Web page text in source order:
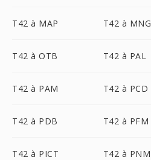
T42 à MAP T42 à MNG
T42 à OTB T42 à PAL
T42 à PAM T42 à PCD
T42 à PDB T42 à PFM
T42 à PICT T42 à PNM